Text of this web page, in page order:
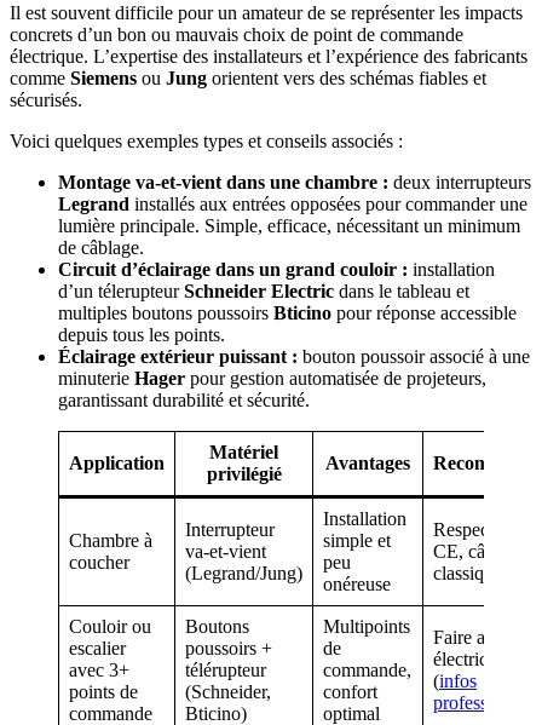
Il est souvent difficile pour un amateur de se représenter les impacts
concrets d’un bon ou mauvais choix de point de commande
électrique. L’expertise des installateurs et l’expérience des fabricants
comme Siemens ou Jung orientent vers des schémas fiables et
sécurisés.
Voici quelques exemples types et conseils associés :
Montage va-et-vient dans une chambre : deux interrupteurs
Legrand installés aux entrées opposées pour commander une
lumière principale. Simple, efficace, nécessitant un minimum
de câblage.
Circuit d’éclairage dans un grand couloir : installation
d’un télerupteurSchneider Electric dans le tableau et
multiples boutons poussoirs Bticino pour réponse accessible
depuis tous les points.
Éclairage extérieur puissant : bouton poussoir associé à une
minuterie Hager pour gestion automatisée de projeteurs,
garantissant durabilité et sécurité.
Application
Matériel
privilégié
Avantages
Chambre à
coucher
Interrupteur
va-et-vient
(Legrand/Jung)
Installation
simple et
peu
onéreuse
Respecter
CE, câblage
classique
Couloir ou
escalier
avec 3+
points de
commande
Boutons
poussoirs +
télérupteur
(Schneider,
Bticino)
Multipoints
de
commande,
confort
optimal
Faire appel à
électricien
(infos